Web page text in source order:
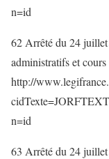
n=id
62 Arrêté du 24
administratifs et
http://
n=id
63 Arrêté du 24